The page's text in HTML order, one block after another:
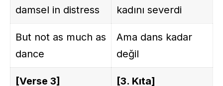
damsel in distress
kadını severdi
But not as much as
dance
Ama dans kadar
değil
[Verse 3] [3. Kıta]